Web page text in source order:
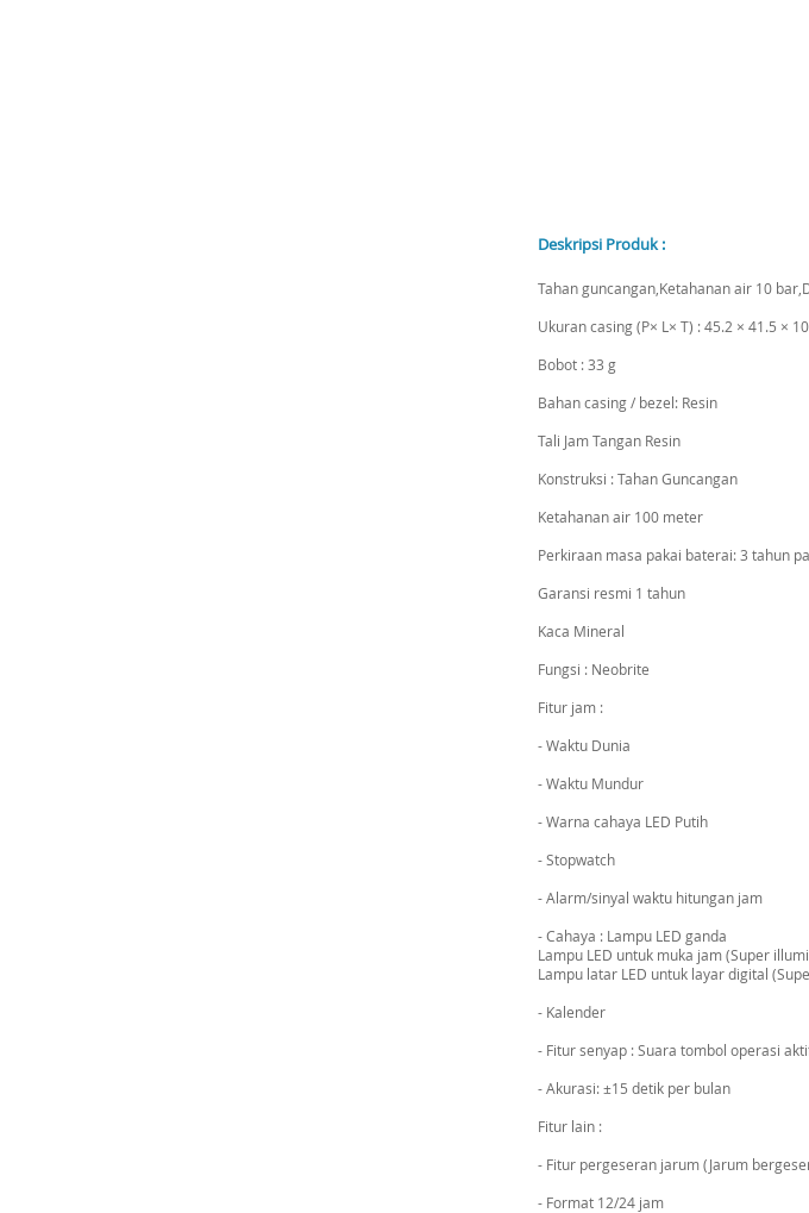
Deskripsi Produk :
Tahan guncangan,Ketahanan air 10
Ukuran casing (P× L× T) : 45.2 × 41.5 ×
Bobot : 33 g
Bahan casing / bezel: Resin
Tali Jam Tangan Resin
Konstruksi : Tahan Guncangan
Ketahanan air 100 meter
Perkiraan masa pakai baterai: 3 tahun
Garansi resmi 1 tahun
Kaca Mineral
Fungsi : Neobrite
Fitur jam :
- Waktu Dunia
- Waktu Mundur
- Warna cahaya LED Putih
- Stopwatch
- Alarm/sinyal waktu hitungan jam
- Cahaya : Lampu LED ganda
Lampu LED untuk muka jam (Super
Lampu latar LED untuk layar digital
- Kalender
- Fitur senyap : Suara tombol operasi
- Akurasi: ±15 detik per bulan
Fitur lain :
- Fitur pergeseran jarum (Jarum
- Format 12/24 jam